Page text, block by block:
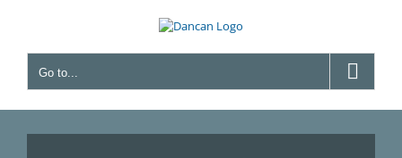
Go to...